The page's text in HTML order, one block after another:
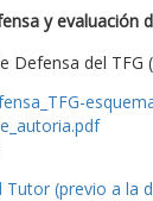
y evaluación
Defensa del
(previo a la